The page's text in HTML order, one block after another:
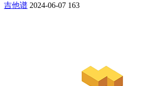
吉他谱 2024-06-07 163